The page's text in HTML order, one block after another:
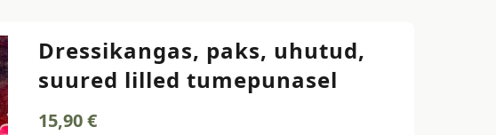
Dressikangas, paks, uhutud,
suured lilled tumepunasel
15,90€